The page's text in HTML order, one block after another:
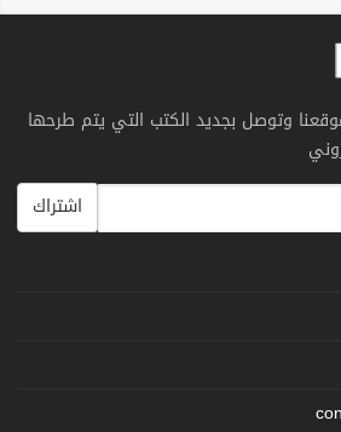
وتوصل بجديد الكتب التي يتم طرحها
اشتراك